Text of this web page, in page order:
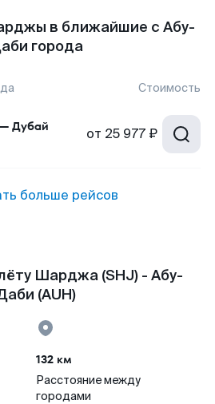
в ближайшие с Абу-
города
Стоимость
Дубай от 25 977 ₽
больше рейсов
Шарджа (SHJ) - Абу-
(AUH)
132 км
Расстояние между
городами